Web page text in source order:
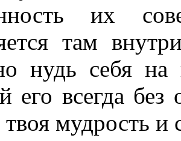
их
там
нудь себя
его всегда
твоя мудрость и